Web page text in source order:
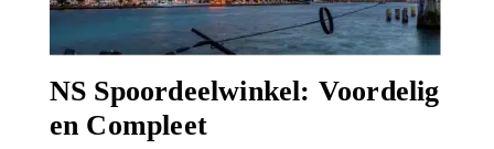
NS Spoordeelwinkel: Voordelig
en Compleet